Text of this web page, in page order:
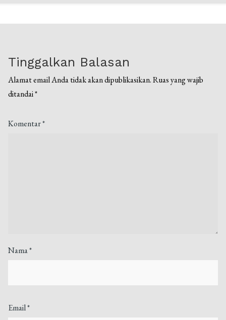
Tinggalkan Balasan
Alamat email Anda tidak akan dipublikasikan. Ruas yang wajib
ditandai*
Komentar*
Nama*
Email*